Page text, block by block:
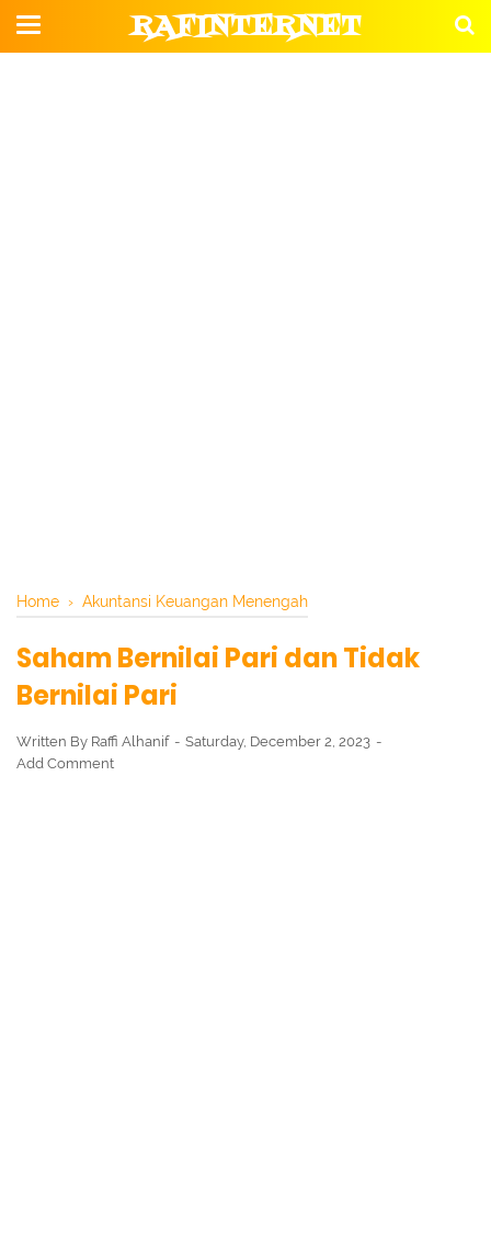
RAFINTERNET
Home › Akuntansi Keuangan Menengah
Saham Bernilai Pari dan Tidak
Bernilai Pari
Written By Raffi Alhanif
Saturday, December 2, 2023
Add Comment